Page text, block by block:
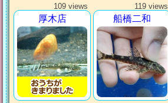
109 views
厚木店
119 views
船橋二和